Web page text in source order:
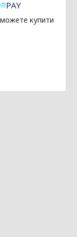
можете купити